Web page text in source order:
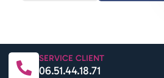
SERVICE CLIENT
06.51.44.18.71